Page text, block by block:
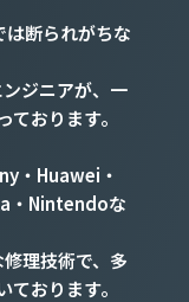
断られがちな
ジニアが、一
おります。
・Huawei・
・Nintendoな
理技術で、多
おります。